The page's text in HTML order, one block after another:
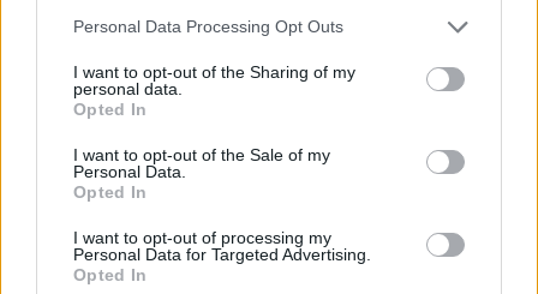
Please note that this website/app uses one or more Google
not limited to your visit or usage behaviour. You may click to
grant or deny consent to Google and its third-party tags to
use your data for below specified purposes in below Google
consent section.
Personal Data Processing Opt Outs
I want to opt-out of the Sharing of my
personal data.
Opted In
I want to opt-out of the Sale of my
Personal Data.
Opted In
I want to opt-out of processing my
Personal Data for Targeted Advertising.
Opted In
Manchester United
Felkészülési szezon 4. mérkőzés
Nya Ullevi, Göteborg
1 nap 3 óra 51 perc 48 másodperc
Leeds Unitedvs Manchester United2026-08-12 20:30